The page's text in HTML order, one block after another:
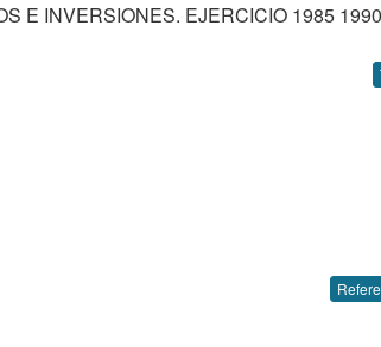
E INVERSIONES. EJERCICIO 1985 1990